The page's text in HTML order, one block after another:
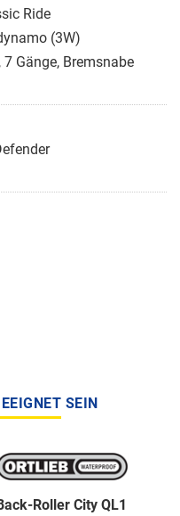
Ride
(3W)
7 Gänge, Bremsnabe
SEIN
Roller City QL1